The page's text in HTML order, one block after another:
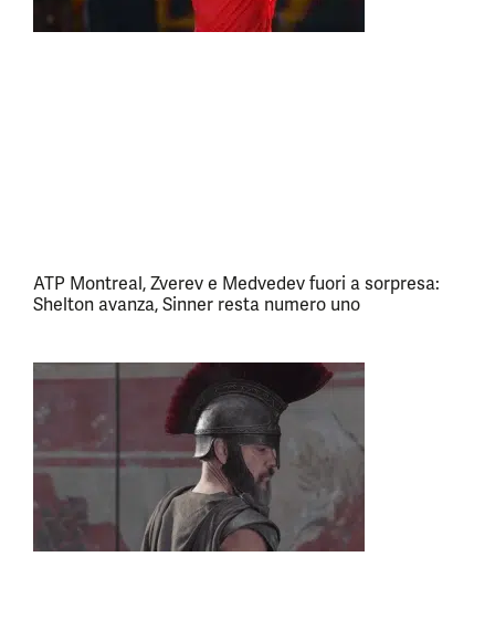
ATP Montreal, Zverev e Medvedev fuori a sorpresa:
Shelton avanza, Sinner resta numero uno